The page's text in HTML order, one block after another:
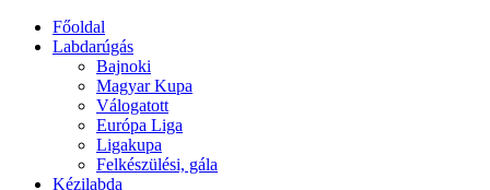
Főoldal
Labdarúgás
Bajnoki
Magyar Kupa
Válogatott
Európa Liga
Ligakupa
Felkészülési, gála
Kézilabda